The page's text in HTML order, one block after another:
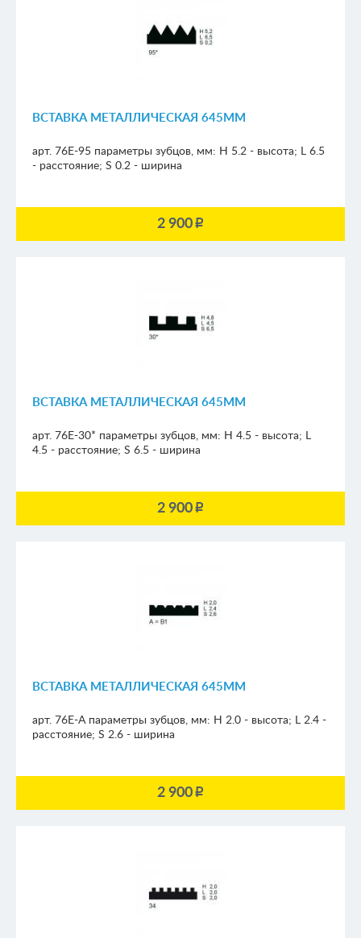
ВСТАВКА МЕТАЛЛИЧЕСКАЯ 645ММ
арт. 76E-95 параметры зубцов, мм: H 5.2 - высота; L 6.5
- расстояние; S 0.2 - ширина
2 900p
ВСТАВКА МЕТАЛЛИЧЕСКАЯ 645ММ
арт. 76E-30* параметры зубцов, мм: H 4.5 - высота; L
4.5 - расстояние; S 6.5 - ширина
2 900p
ВСТАВКА МЕТАЛЛИЧЕСКАЯ 645ММ
арт. 76E-Aпараметры зубцов, мм: H 2.0 - высота; L 2.4 -
расстояние; S 2.6 - ширина
2 900p